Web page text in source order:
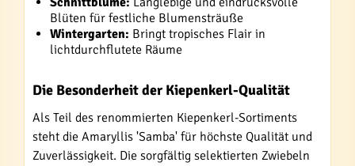
Blüten für festliche Blumensträuße
Wintergarten: Bringt tropisches Flair in
lichtdurchflutete Räume
Die Besonderheit der Kiepenkerl-Qualität
Als Teil des renommierten Kiepenkerl-Sortiments
steht die Amaryllis 'Samba' für höchste Qualität und
Zuverlässigkeit. Die sorgfältig selektierten Zwiebeln